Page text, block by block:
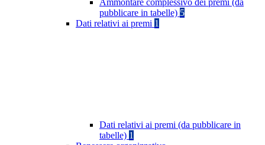
Ammontare complessivo dei premi (da
pubblicare in tabelle) 5
Dati relativi ai premi 1
Dati relativi ai premi (da pubblicare in
tabelle) 1